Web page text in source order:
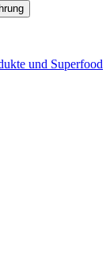
und Superfood